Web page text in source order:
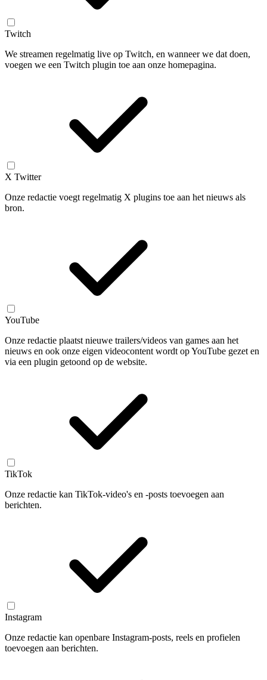
Twitch
We streamen regelmatig live op Twitch, en wanneer we dat doen,
voegen we een Twitch plugin toe aan onze homepagina.
X Twitter
Onze redactie voegt regelmatig X plugins toe aan het nieuws als
bron.
YouTube
Onze redactie plaatst nieuwe trailers/videos van games aan het
nieuws en ook onze eigen videocontent wordt op YouTube gezet en
via een plugin getoond op de website.
TikTok
Onze redactie kan TikTok-video's en -posts toevoegen aan
berichten.
Instagram
Onze redactie kan openbare Instagram-posts, reels en profielen
toevoegen aan berichten.